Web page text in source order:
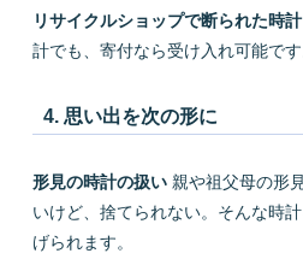
リサイクルショップで断られた時
計でも、寄付なら受け入れ可能です
4. 思い出を次の形に
形見の時計の扱い親や祖父母の形
いけど、捨てられない。そんな時
げられます。